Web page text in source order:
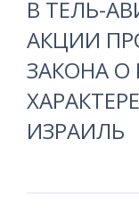
В ТЕЛЬ-
АКЦИИ
ЗАКОНА
ИЗРАИЛЬ